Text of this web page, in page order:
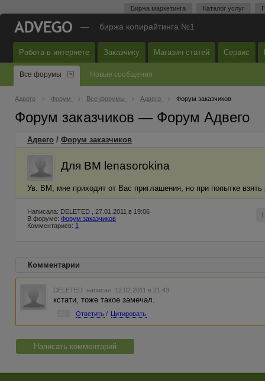
Биржа маркетинга Каталог услуг
— биржа копирайтинга №1
Работа в интернете Заказчику Магазин статей Сервис
Все форумы Новые сообщения
Адвего Форум Все форумы Адвего Форум заказчиков
Форум заказчиков — Форум Адвего
Адвего / Форум заказчиков
Для ВМ lenasorokina
Ув. ВМ, мне приходят от Вас приглашения, но при попытке
Написала: DELETED , 27.01.2011 в 19:06
В форуме: Форум заказчиков
Комментариев: 1
Комментарии
DELETED написал 12.02.2011 в 21:43
кстати, тоже такое замечал.
Ответить / Цитировать
Написать комментарий